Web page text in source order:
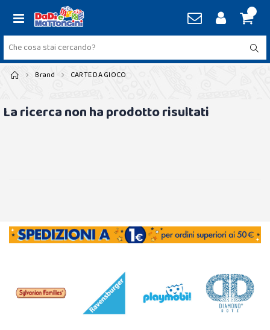
Brand CARTE DA GIOCO
La ricerca non ha prodotto risultati